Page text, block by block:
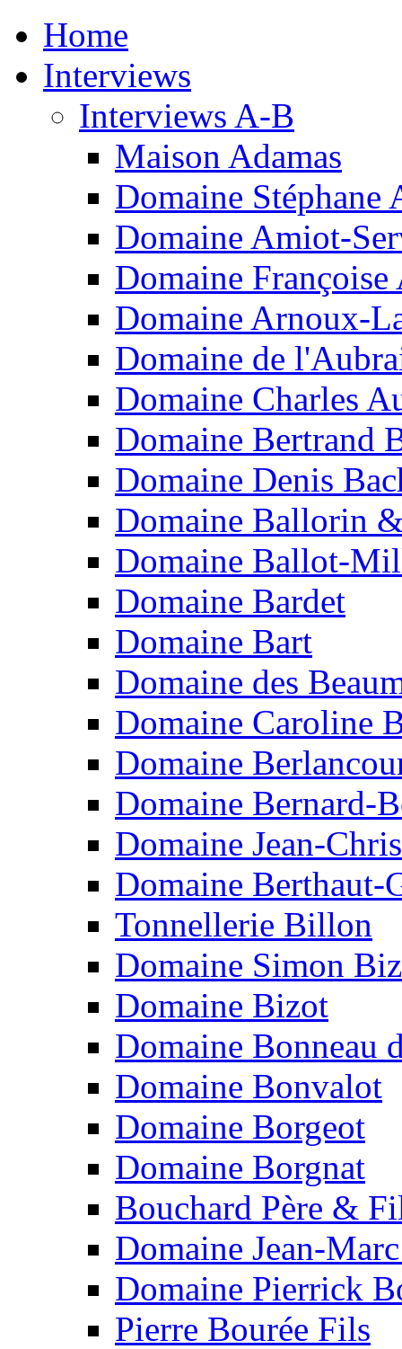
Home
Interviews
Interviews A-B
Maison Adamas
Domaine Stéphane
Domaine Amiot-
Domaine Françoise
Domaine Arnoux-
Domaine de
Domaine Charles
Domaine Bertrand
Domaine Denis
Domaine Ballorin
Domaine Ballot-
Domaine Bardet
Domaine Bart
Domaine des
Domaine Caroline
Domaine
Domaine Bernard-
Domaine Jean-
Domaine Berthaut-
Tonnellerie Billon
Domaine Simon
Domaine Bizot
Domaine Bonneau
Domaine Bonvalot
Domaine Borgeot
Domaine Borgnat
Bouchard Père &
Domaine Jean-
Domaine Pierrick
Pierre Bourée Fils